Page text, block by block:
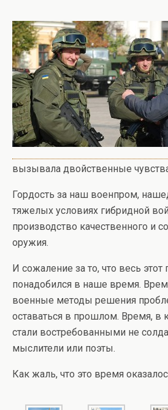
вызывала двойственные
Гордость за наш военпром,
тяжелых условиях гибридной
производство качественного и
оружия.
И сожаление за то, что весь
понадобился в наше время.
военные методы решения
оставаться в прошлом. Время, в
стали востребованными не
мыслители или поэты.
Как жаль, что это время